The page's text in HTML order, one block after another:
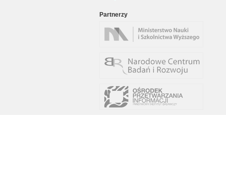
Partnerzy